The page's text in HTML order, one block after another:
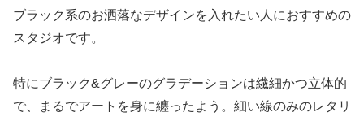
ブラック系のお洒落なデザインを入れたい人におすすめの
スタジオです。
特にブラック&グレーのグラデーションは繊細かつ立体的
で、まるでアートを身に纏ったよう。細い線のみのレタリ